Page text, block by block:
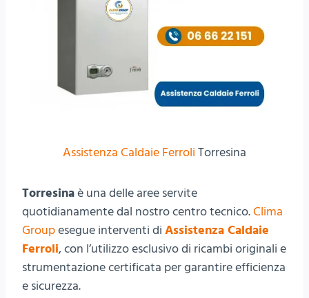
Assistenza Caldaie Ferroli Torresina
Torresinaè una delle aree servite
quotidianamente dal nostro centro tecnico.Clima
Groupesegue interventi di Assistenza Caldaie
Ferroli, con l’utilizzo esclusivo di ricambi originali e
strumentazione certificata per garantire efficienza
e sicurezza.